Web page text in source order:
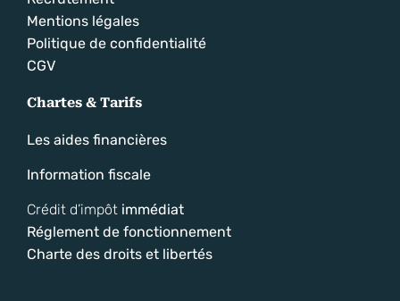
Mentions légales
Politique de confidentialité
CGV
Chartes & Tarifs
Les aides financières
Information fiscale
Crédit d’impôt immédiat
Réglement de fonctionnement
Charte des droits et libertés